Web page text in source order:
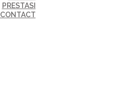
PRESTASI
CONTACT